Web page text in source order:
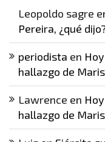
Leopoldo sagre
Pereira, ¿qué
periodista en
hallazgo de
Lawrence en
hallazgo de